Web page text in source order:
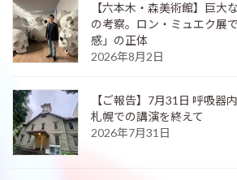
【六本木・森美術館】巨大
の考察。ロン・ミュエク展
感」の正体
2026年8月2日
【ご報告】7月31日 呼吸器
札幌での講演を終えて
2026年7月31日